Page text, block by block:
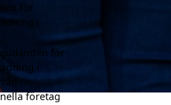
för
i
för
i
företag